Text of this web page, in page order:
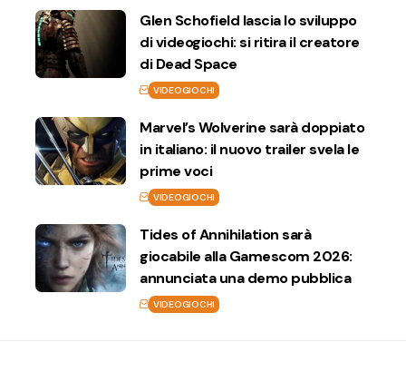
Glen Schofield lascia lo sviluppo
di videogiochi: si ritira il creatore
di Dead Space
VIDEOGIOCHI
Marvel’s Wolverine sarà doppiato
in italiano: il nuovo trailer svela le
prime voci
VIDEOGIOCHI
Tides of Annihilation sarà
giocabile alla Gamescom 2026:
annunciata una demo pubblica
VIDEOGIOCHI